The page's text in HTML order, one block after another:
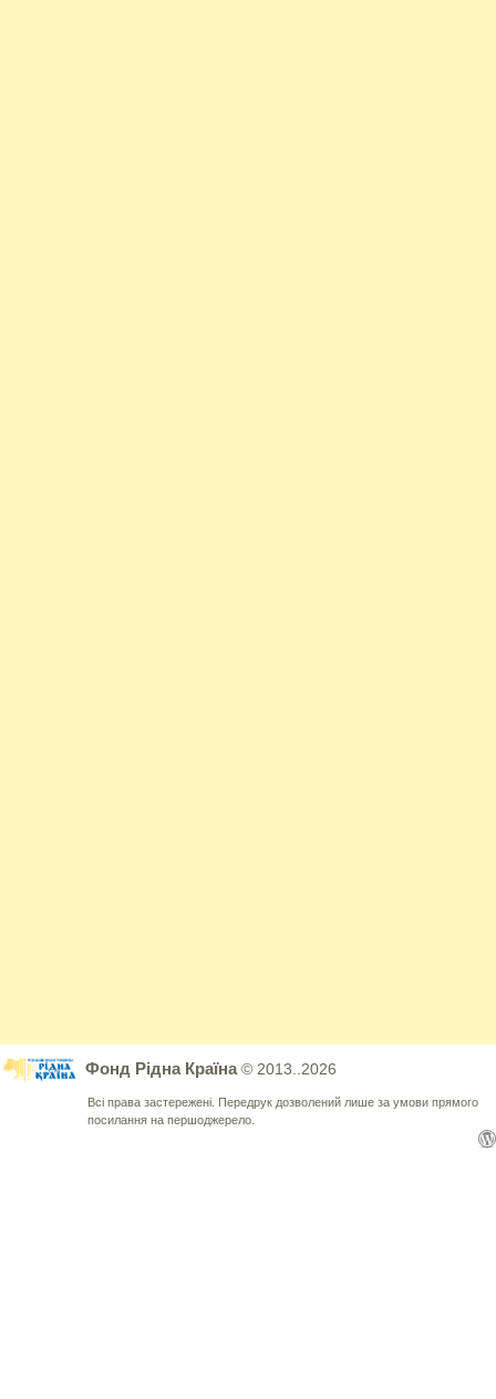
Фонд Рідна Країна© 2013..2026
Всі права застережені. Передрук дозволений лише за умови прямого
посилання на першоджерело.